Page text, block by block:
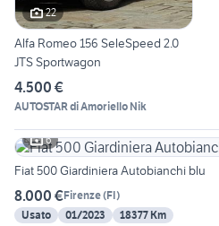
22
Alfa Romeo 156 SeleSpeed 2.0
JTS Sportwagon
4.500 €
AUTOSTAR di Amoriello Nik
6
Fiat 500 Giardiniera Autobianchi blu
8.000 €Firenze(FI)
Usato
01/2023 18377 Km